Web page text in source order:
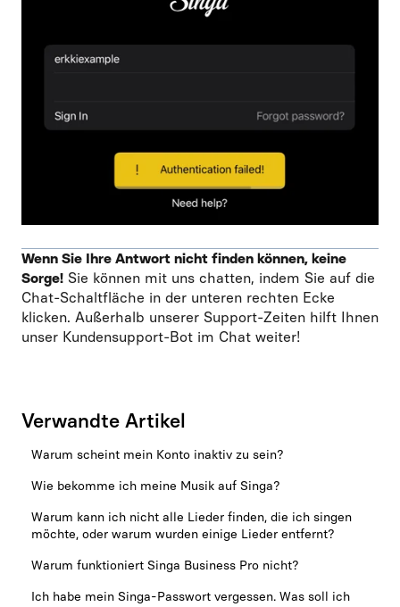
Wenn Sie Ihre Antwort nicht finden können, keine
Sorge! Sie können mit uns chatten, indem Sie auf die
Chat-Schaltfläche in der unteren rechten Ecke
klicken. Außerhalb unserer Support-Zeiten hilft Ihnen
unser Kundensupport-Bot im Chat weiter!
Verwandte Artikel
Warum scheint mein Konto inaktiv zu sein?
Wie bekomme ich meine Musik auf Singa?
Warum kann ich nicht alle Lieder finden, die ich singen
möchte, oder warum wurden einige Lieder entfernt?
Warum funktioniert Singa Business Pro nicht?
Ich habe mein Singa-Passwort vergessen. Was soll ich